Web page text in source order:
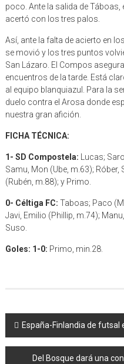
poco. Ante la salida de
acertó con los tres palos.
Así, ante la falta de acierto en
se movió y los tres puntos
San Lázaro. El Compos
encuentros de la tarde. Está
al equipo blanquiazul. Para la
duelo contra el Arosa donde
nuestra gran afición.
FICHA TÉCNICA:
1- SD Compostela: Lucas;
Samu, Mon (Ube, m.63);
(Rubén, m.88); y Primo.
0- Céltiga FC: Taboas; Paco
Javi, Emilio (Phillip, m.74);
Suso.
Goles: 1-0: Primo, min.28.
Post navigation
España-Finlandia de futsal
Del Bosque dará una